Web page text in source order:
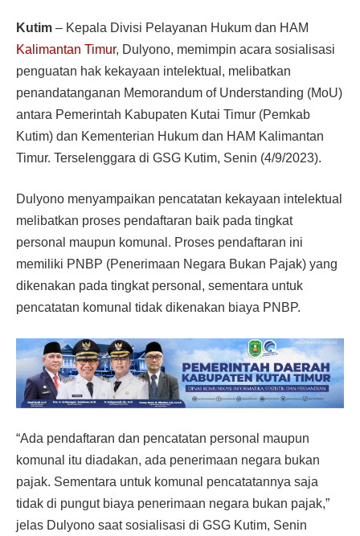
Kutim – Kepala Divisi Pelayanan Hukum dan HAM
Kalimantan Timur, Dulyono, memimpin acara sosialisasi
penguatan hak kekayaan intelektual, melibatkan
penandatanganan Memorandum of Understanding (MoU)
antara Pemerintah Kabupaten Kutai Timur (Pemkab
Kutim) dan Kementerian Hukum dan HAM Kalimantan
Timur. Terselenggara di GSG Kutim, Senin (4/9/2023).
Dulyono menyampaikan pencatatan kekayaan intelektual
melibatkan proses pendaftaran baik pada tingkat
personal maupun komunal. Proses pendaftaran ini
memiliki PNBP (Penerimaan Negara Bukan Pajak) yang
dikenakan pada tingkat personal, sementara untuk
pencatatan komunal tidak dikenakan biaya PNBP.
“Ada pendaftaran dan pencatatan personal maupun
komunal itu diadakan, ada penerimaan negara bukan
pajak. Sementara untuk komunal pencatatannya saja
tidak di pungut biaya penerimaan negara bukan pajak,”
jelas Dulyono saat sosialisasi di GSG Kutim, Senin